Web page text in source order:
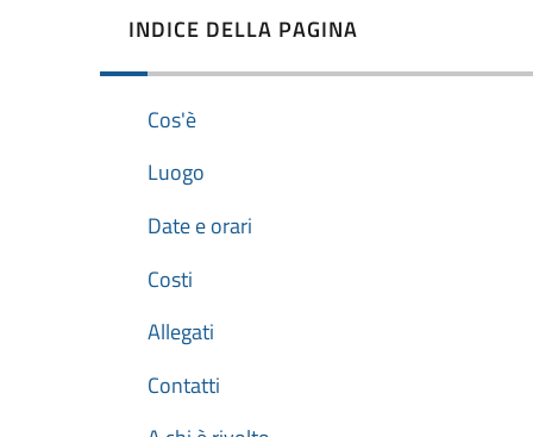
INDICE DELLA PAGINA
Cos'è
Luogo
Date e orari
Costi
Allegati
Contatti